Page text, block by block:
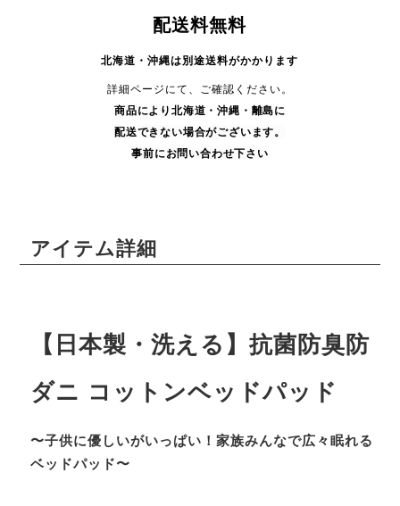
配送料無料
北海道・沖縄は別途送料がかかります
詳細ページにて、ご確認ください。
商品により 北海道・沖縄・ 離島に
配送できない場合がございます。
事前にお問い合わせ下さい
アイテム詳細
【日本製・洗える】抗菌防臭防
ダニ コットンベッドパッド
〜子供に優しいがいっぱい！家族みんなで広々眠れる
ベッドパッド〜